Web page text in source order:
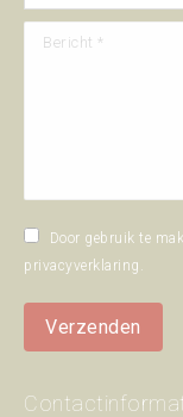
Bericht *
Door gebruik te
privacyverklaring .
Verzenden